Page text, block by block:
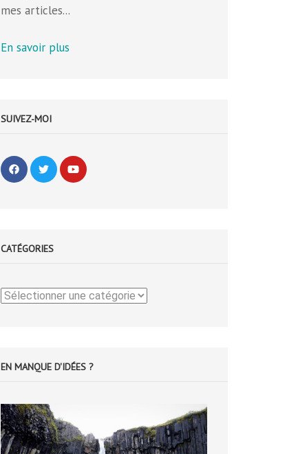
mes articles...
En savoir plus
SUIVEZ-MOI
CATÉGORIES
Catégories
EN MANQUE D'IDÉES ?